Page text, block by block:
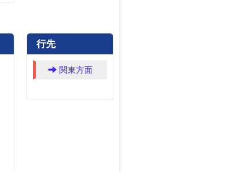
行先
関東方面